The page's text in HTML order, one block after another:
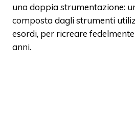
una doppia strumentazione:
composta dagli strumenti
esordi, per ricreare
anni.